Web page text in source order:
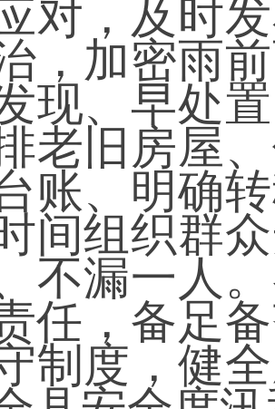
对，及时
，加密雨
现、早处
老旧房屋
账、明确
间组织群
不漏一人
任，备足
制度，健